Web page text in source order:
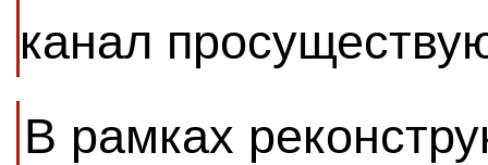
канал
В рамках